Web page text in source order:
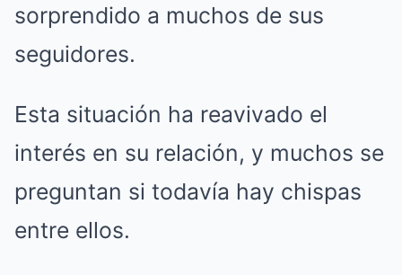
sorprendido a muchos de sus
seguidores.
Esta situación ha reavivado el
interés en su relación, y muchos se
preguntan si todavía hay chispas
entre ellos.